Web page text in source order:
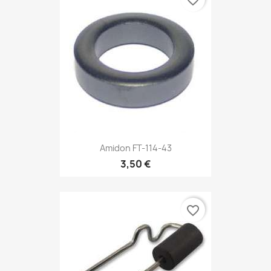
Amidon FT-114-43
3,50 €
favorite_border